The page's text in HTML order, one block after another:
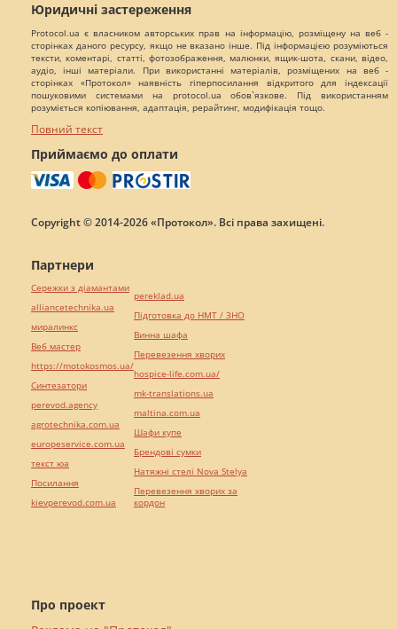
Юридичні застереження
Protocol.ua є власником авторських прав на інформацію, розміщену на веб -
сторінках даного ресурсу, якщо не вказано інше. Під інформацією розуміються
тексти, коментарі, статті, фотозображення, малюнки, ящик-шота, скани, відео,
аудіо, інші матеріали. При використанні матеріалів, розміщених на веб -
сторінках «Протокол» наявність гіперпосилання відкритого для індексації
пошуковими системами на protocol.ua обов`язкове. Під використанням
розуміється копіювання, адаптація, рерайтинг, модифікація тощо.
Повний текст
Приймаємо до оплати
Copyright © 2014-2026 «Протокол». Всі права захищені.
Про проект
Партнери
Сережки з діамантами
alliancetechnika.ua
миралинкс
Веб мастер
https://motokosmos.ua/
Синтезатори
perevod.agency
agrotechnika.com.ua
europeservice.com.ua
текст юа
Посилання
kievperevod.com.ua
pereklad.ua
Підготовка до НМТ / ЗНО
Винна шафа
Перевезення хворих
hospice-life.com.ua/
mk-translations.ua
maltina.com.ua
Шафи купе
Брендові сумки
Натяжні стелі Nova Stelya
Перевезення хворих за
кордон